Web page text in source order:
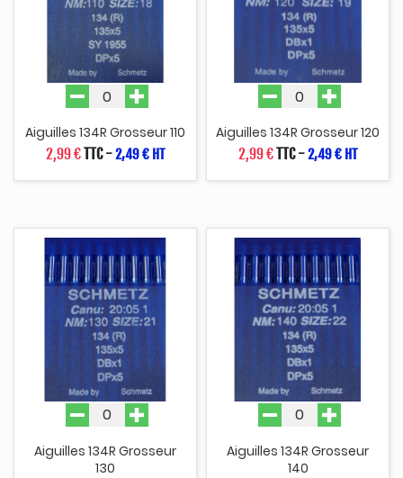
Aiguilles 134R Grosseur 110
2,99 €TTC-2,49 € HT
Aiguilles 134R Grosseur 120
2,99 €TTC-2,49 € HT
Aiguilles 134R Grosseur
130
Aiguilles 134R Grosseur
140